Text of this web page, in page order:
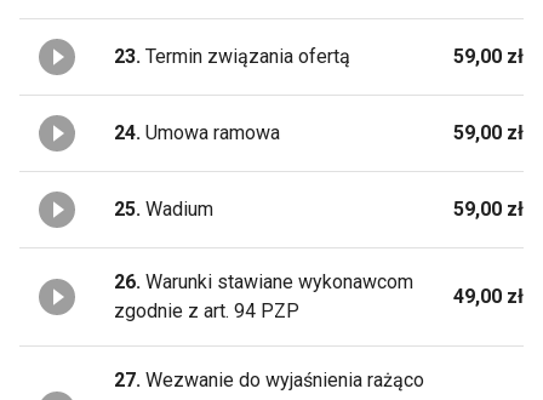
23. Termin związania ofertą 59,00 zł
24. Umowa ramowa 59,00 zł
25. Wadium 59,00 zł
26. Warunki stawiane wykonawcom
zgodnie z art. 94 PZP
49,00 zł
27. Wezwanie do wyjaśnienia rażąco